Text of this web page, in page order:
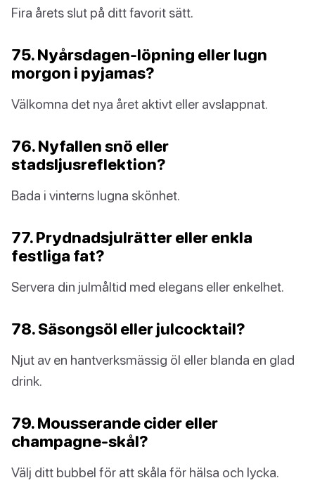
Fira årets slut på ditt favorit sätt.
75. Nyårsdagen-löpning eller lugn
morgon i pyjamas?
Välkomna det nya året aktivt eller avslappnat.
76. Nyfallen snö eller
stadsljusreflektion?
Bada i vinterns lugna skönhet.
77. Prydnadsjulrätter eller enkla
festliga fat?
Servera din julmåltid med elegans eller enkelhet.
78. Säsongsöl eller julcocktail?
Njut av en hantverksmässig öl eller blanda en glad
drink.
79. Mousserande cider eller
champagne-skål?
Välj ditt bubbel för att skåla för hälsa och lycka.